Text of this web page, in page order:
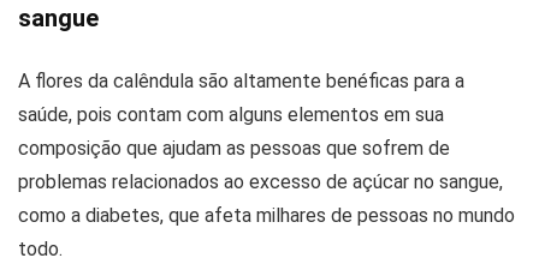
sangue
A flores da calêndula são altamente benéficas para a
saúde, pois contam com alguns elementos em sua
composição que ajudam as pessoas que sofrem de
problemas relacionados ao excesso de açúcar no sangue,
como a diabetes, que afeta milhares de pessoas no mundo
todo.